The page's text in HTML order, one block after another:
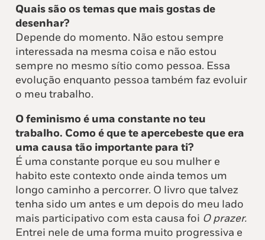
Quais são os temas que mais gostas de
desenhar?
Depende do momento. Não estou sempre
interessada na mesma coisa e não estou
sempre no mesmo sítio como pessoa. Essa
evolução enquanto pessoa também faz evoluir
o meu trabalho.
O feminismo é uma constante no teu
trabalho. Como é que te apercebeste que era
uma causa tão importante para ti?
É uma constante porque eu sou mulher e
habito este contexto onde ainda temos um
longo caminho a percorrer. O livro que talvez
tenha sido um antes e um depois do meu lado
mais participativo com esta causa foi O prazer.
Entrei nele de uma forma muito progressiva e